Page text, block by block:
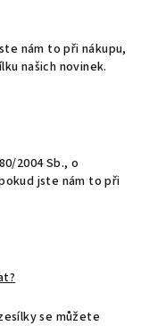
nám to při nákupu,
našich novinek.
2004 Sb., o
jste nám to při
se můžete